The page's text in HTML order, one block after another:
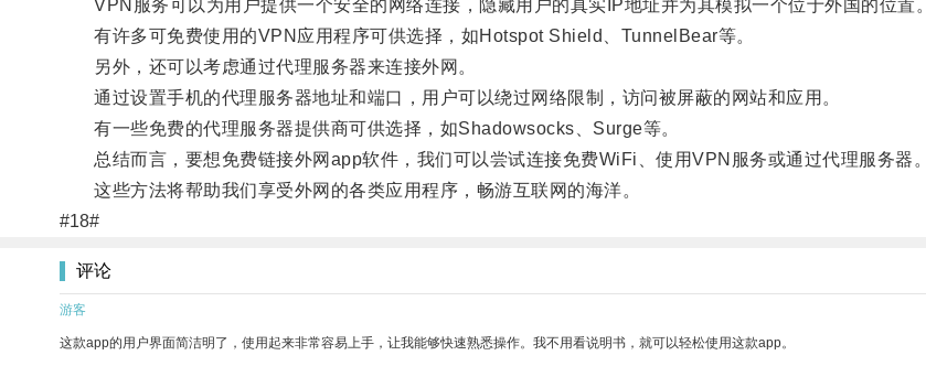
VPN服务可以为用户提供一个安全的网络连接，隐藏用户的真实IP地址并为其模拟一个位于外国的位置。
有许多可免费使用的VPN应用程序可供选择，如Hotspot Shield、TunnelBear等。
另外，还可以考虑通过代理服务器来连接外网。
通过设置手机的代理服务器地址和端口，用户可以绕过网络限制，访问被屏蔽的网站和应用。
有一些免费的代理服务器提供商可供选择，如Shadowsocks、Surge等。
总结而言，要想免费链接外网app软件，我们可以尝试连接免费WiFi、使用VPN服务或通过代理服务器。
这些方法将帮助我们享受外网的各类应用程序，畅游互联网的海洋。
#18#
评论
游客
这款app的用户界面简洁明了，使用起来非常容易上手，让我能够快速熟悉操作。我不用看说明书，就可以轻松使用这款app。